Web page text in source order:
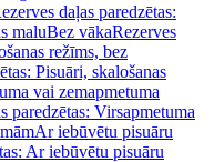
daļas paredzētas:
maluBez vākaRezerves
režīms, bez
Pisuāri, skalošanas
vai zemapmetuma
paredzētas: Virsapmetuma
Ar iebūvētu pisuāru
Ar iebūvētu pisuāru